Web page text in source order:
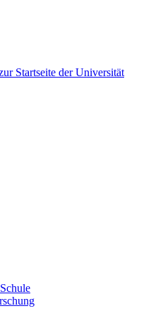
Startseite der Universität